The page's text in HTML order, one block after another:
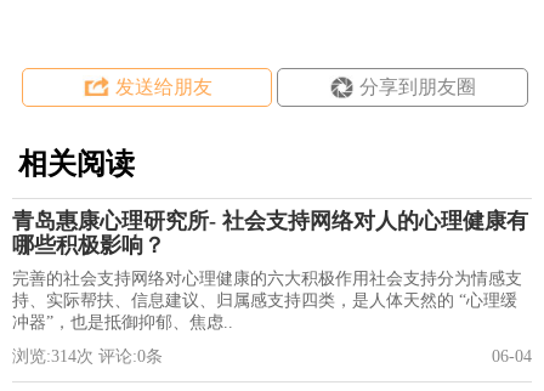
发送给朋友 分享到朋友圈
相关阅读
青岛惠康心理研究所- 社会支持网络对人的心理健康有
哪些积极影响？
完善的社会支持网络对心理健康的六大积极作用社会支持分为情感支
持、实际帮扶、信息建议、归属感支持四类，是人体天然的 “心理缓
冲器”，也是抵御抑郁、焦虑..
浏览:314次 评论:0条 06-04